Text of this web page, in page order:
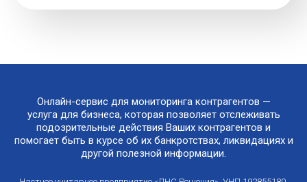
Онлайн-сервис для мониторинга контрагентов —
услуга для бизнеса, которая позволяет отслеживать
подозрительные действия Ваших контрагентов и
помогает быть в курсе об их банкротствах, ликвидациях и
другой полезной информации.